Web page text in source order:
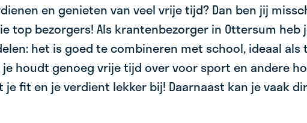
en genieten van veel vrije tijd? Dan ben jij
top bezorgers! Als krantenbezorger in Ottersum heb
het is goed te combineren met school, ideaal als
je houdt genoeg vrije tijd over voor sport en andere
je fit en je verdient lekker bij! Daarnaast kan je vaak